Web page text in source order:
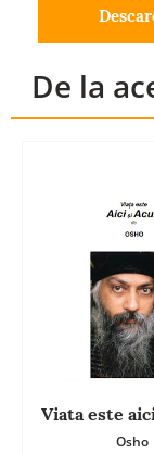
De la
Viata este
Osho